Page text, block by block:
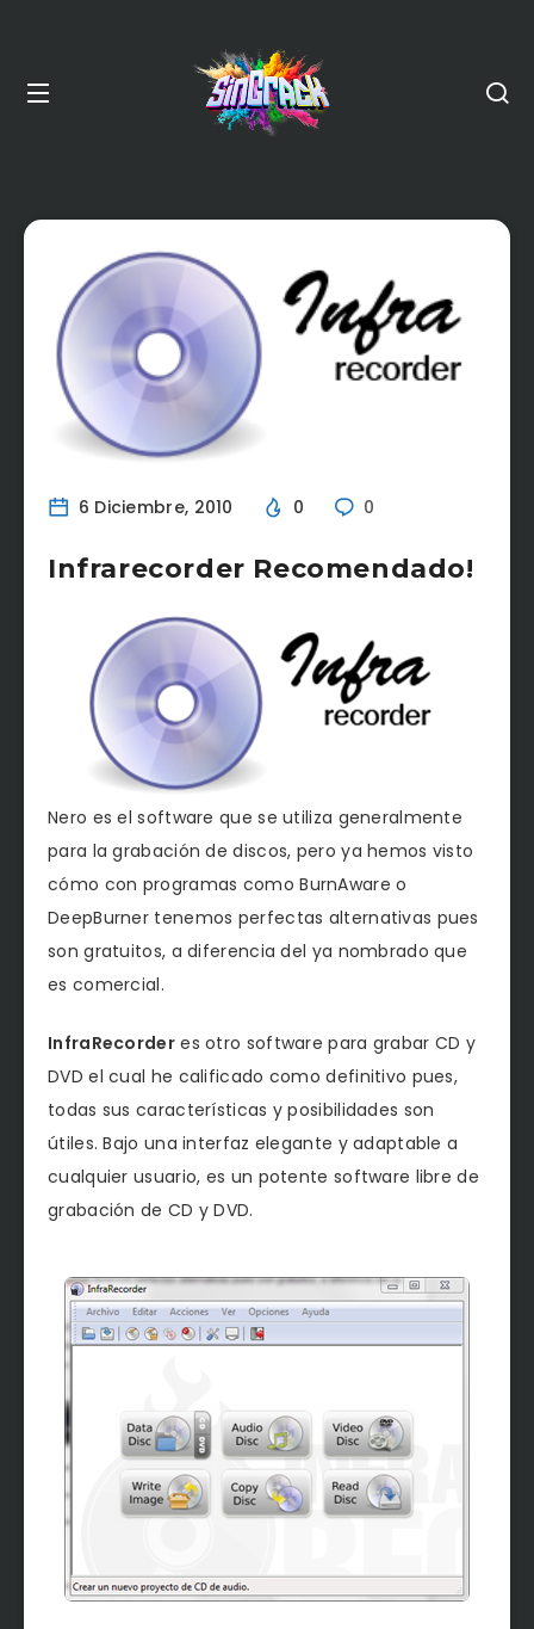
6 Diciembre, 2010 0 0
Infrarecorder Recomendado!
Nero es el software que se utiliza generalmente
para la grabación de discos, pero ya hemos visto
cómo con programas como BurnAware o
DeepBurner tenemos perfectas alternativas pues
son gratuitos, a diferencia del ya nombrado que
es comercial.
InfraRecorderes otro software para grabar CD y
DVD el cual he calificado como definitivo pues,
todas sus características y posibilidades son
útiles. Bajo una interfaz elegante y adaptable a
cualquier usuario, es un potente software libre de
grabación de CD y DVD.